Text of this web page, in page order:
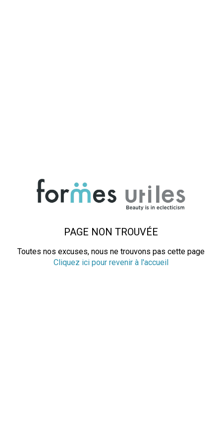
PAGE NON TROUVÉE
Toutes nos excuses, nous ne trouvons pas cette page
Cliquez ici pour revenir à l'accueil